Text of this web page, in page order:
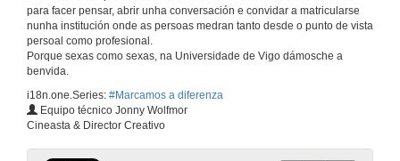
para facer pensar, abrir unha conversación e convidar a matricularse
nunha institución onde as persoas medran tanto desde o punto de vista
persoal como profesional.
Porque sexas como sexas, na Universidade de Vigo dámosche a
benvida.
i18n.one.Series: #Marcamos a diferenza
Equipo técnico Jonny Wolfmor
Cineasta & Director Creativo
#Marcamos a diferenza
28 de maio de 2026
#Marcamos a diferenza (4K)
Calidade UHD 4K - 60 segundos